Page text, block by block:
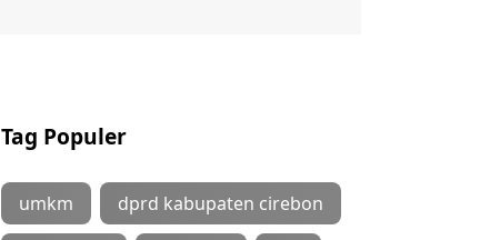
Tag Populer
umkm dprd kabupaten cirebon